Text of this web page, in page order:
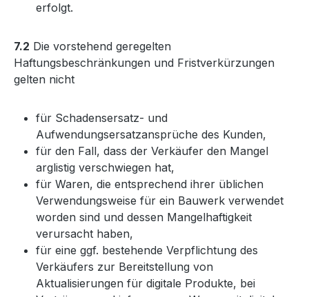
erfolgt.
7.2 Die vorstehend geregelten
Haftungsbeschränkungen und Fristverkürzungen
gelten nicht
für Schadensersatz- und
Aufwendungsersatzansprüche des Kunden,
für den Fall, dass der Verkäufer den Mangel
arglistig verschwiegen hat,
für Waren, die entsprechend ihrer üblichen
Verwendungsweise für ein Bauwerk verwendet
worden sind und dessen Mangelhaftigkeit
verursacht haben,
für eine ggf. bestehende Verpflichtung des
Verkäufers zur Bereitstellung von
Aktualisierungen für digitale Produkte, bei